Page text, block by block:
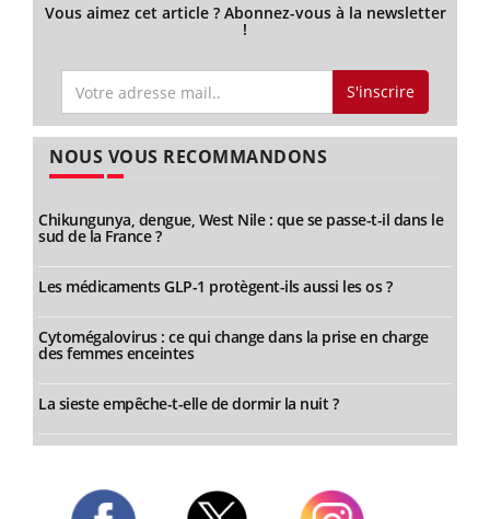
Vous aimez cet article ? Abonnez-vous à la newsletter
!
S'inscrire
NOUS VOUS RECOMMANDONS
Chikungunya, dengue, West Nile : que se passe-t-il dans le
sud de la France ?
Les médicaments GLP-1 protègent-ils aussi les os ?
Cytomégalovirus : ce qui change dans la prise en charge
des femmes enceintes
La sieste empêche-t-elle de dormir la nuit ?